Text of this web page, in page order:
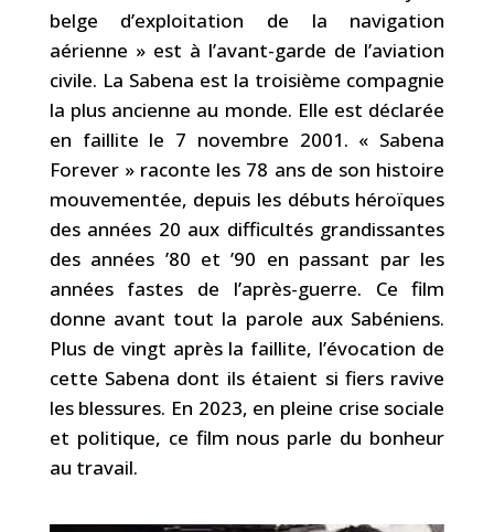
belge d’exploitation de la navigation
aérienne » est à l’avant-garde de l’aviation
civile. La Sabena est la troisième compagnie
la plus ancienne au monde. Elle est déclarée
en faillite le 7 novembre 2001. « Sabena
Forever » raconte les 78 ans de son histoire
mouvementée, depuis les débuts héroïques
des années 20 aux difficultés grandissantes
des années ’80 et ’90 en passant par les
années fastes de l’après-guerre. Ce film
donne avant tout la parole aux Sabéniens.
Plus de vingt après la faillite, l’évocation de
cette Sabena dont ils étaient si fiers ravive
les blessures. En 2023, en pleine crise sociale
et politique, ce film nous parle du bonheur
au travail.